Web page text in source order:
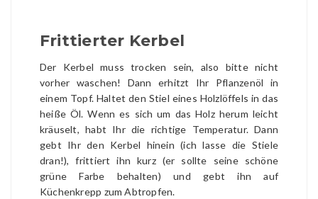
Frittierter Kerbel
Der Kerbel muss trocken sein, also bitte nicht
vorher waschen! Dann erhitzt Ihr Pflanzenöl in
einem Topf. Haltet den Stiel eines Holzlöffels in das
heiße Öl. Wenn es sich um das Holz herum leicht
kräuselt, habt Ihr die richtige Temperatur. Dann
gebt Ihr den Kerbel hinein (ich lasse die Stiele
dran!), frittiert ihn kurz (er sollte seine schöne
grüne Farbe behalten) und gebt ihn auf
Küchenkrepp zum Abtropfen.